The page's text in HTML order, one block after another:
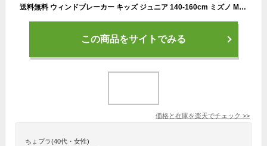
送料無料 ウィンドブレーカー キッズ ジュニア 140-160cm ミズノ MIZUNO ジャケット 裏メッシュ 子供服/スポーツウェア 防風 野球 トレーニング 子ども アスター グローバルエリート 上着 秋冬/12JE2W76
この商品をサイトでみる
価格と在庫を楽天でチェック >>
ちょプラ(40代・女性)